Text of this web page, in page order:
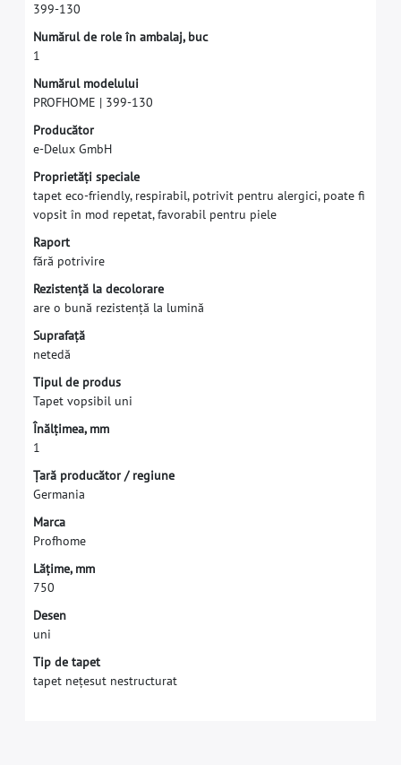
399-130
Numărul de role în ambalaj, buc
1
Numărul modelului
PROFHOME | 399-130
Producător
e-Delux GmbH
Proprietăți speciale
tapet eco-friendly, respirabil, potrivit pentru alergici, poate f
vopsit în mod repetat, favorabil pentru piele
Raport
fără potrivire
Rezistență la decolorare
are o bună rezistență la lumină
Suprafață
netedă
Tipul de produs
Tapet vopsibil uni
Înălțimea, mm
1
Țară producător / regiune
Germania
Marca
Profhome
Lățime, mm
750
Desen
uni
Tip de tapet
tapet nețesut nestructurat